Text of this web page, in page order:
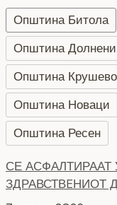
Општина Битола
Општина Долнени
Општина Крушево
Општина Новаци
Општина Ресен
СЕ АСФАЛТИРААТ
ЗДРАВСТВEНИОТ
7 август 2026
НОВ ПАРКИНГ